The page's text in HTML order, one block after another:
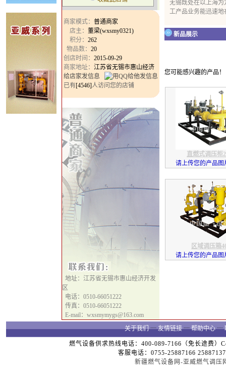
商家模式： 普通商家
店主： 董梁(wxsmy0321)
积分： 262
物品数： 20
创店时间： 2015-09-29
商家地址： 江苏省无锡市惠山经济
给店家发信息
已有[4546]人访问您的店铺
地址：江苏省无锡市惠山经济开发
区
电话：0510-66051222
传真：0510-66051222
E-mail：wxsmymygs@163.com
无锡既处在以上海
工产品业务能迅速地
新品展示
您可能感兴趣的产品！
直燃式调压柜
请上传您的产品图
区域调压箱
请上传您的产品图
关于我们┈友情链接┈帮助中心┈
燃气设备供求热线电话：400-089-7166（免长途费
客服电话：0755-25887166
新疆燃气设备网-亚威燃气调压